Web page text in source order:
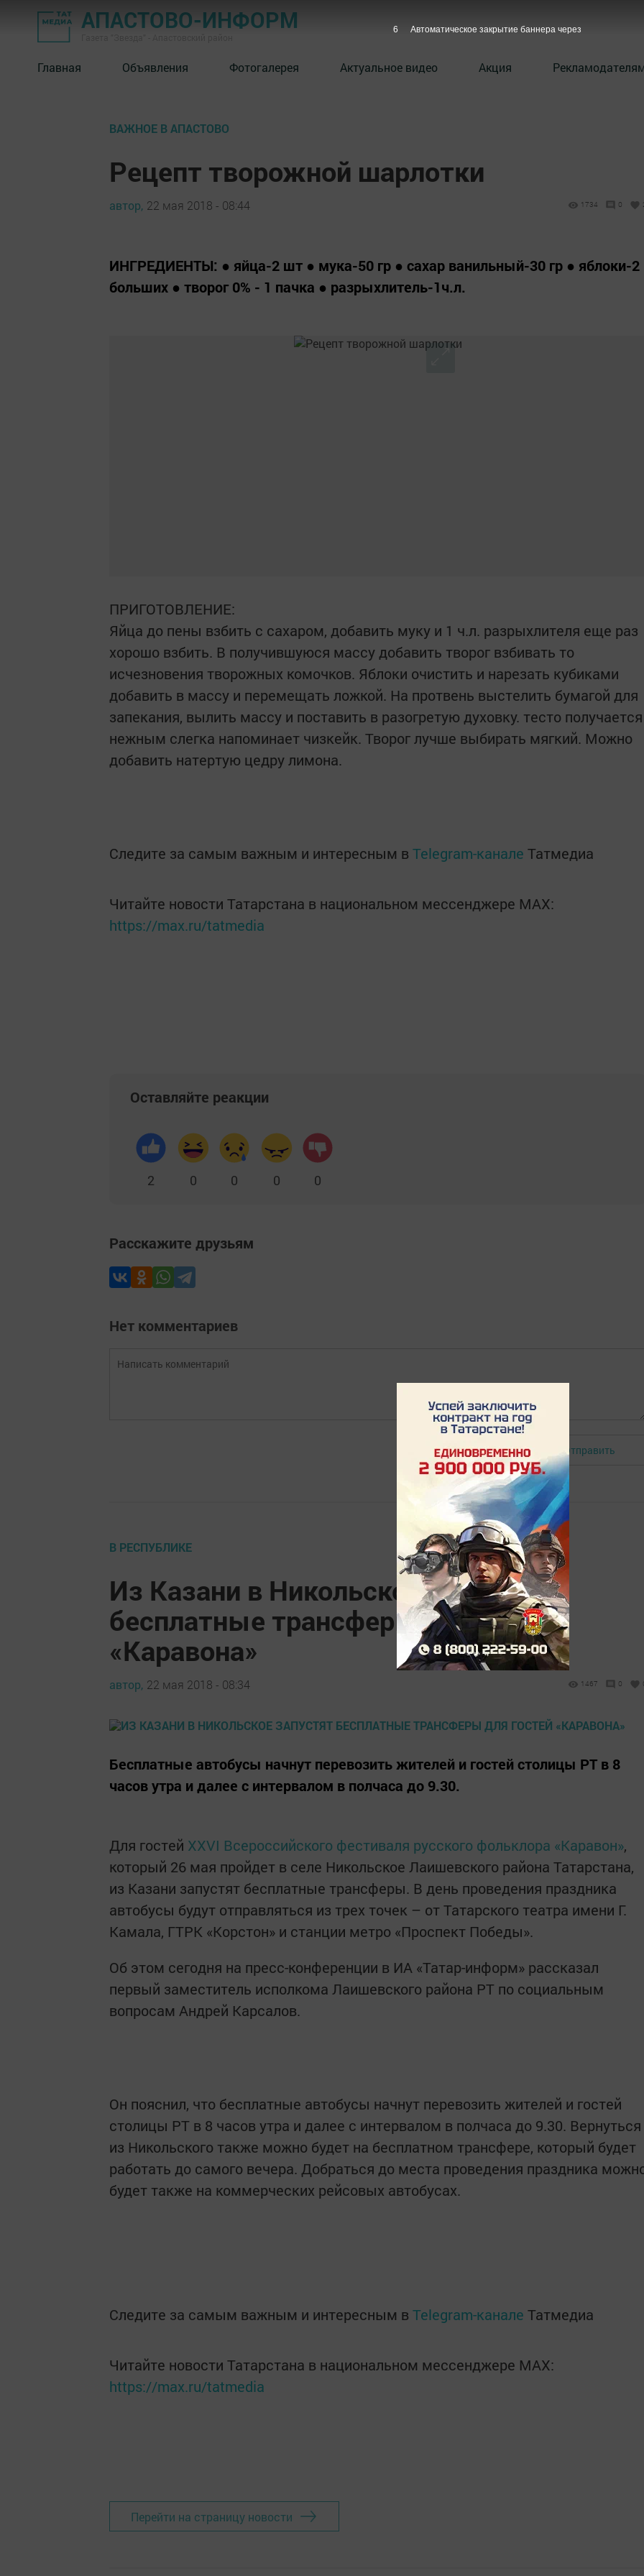
АПАСТОВО-ИНФОРМ
Главная Объявления Фотогалерея Актуальное видео Акция
ВАЖНОЕ В АПАСТОВО
Рецепт творожной шарлотки
автор, 22 мая 2018 - 08:44 1734 0
ИНГРЕДИЕНТЫ: ● яйца-2 шт ● мука-50 гр ● сахар ванильный-30 гр ● яблоки-2
больших ● творог 0% - 1 пачка ● разрыхлитель-1ч.л.
ПРИГОТОВЛЕНИЕ:
Яйца до пены взбить с сахаром, добавить муку и 1 ч.л. разрыхлителя еще раз
хорошо взбить. В получившуюся массу добавить творог взбивать то
исчезновения творожных комочков. Яблоки очистить и нарезать кубиками
добавить в массу и перемещать ложкой. На протвень выстелить бумагой для
запекания, вылить массу и поставить в разогретую духовку. тесто получается
нежным слегка напоминает чизкейк. Творог лучше выбирать мягкий. Можно
добавить натертую цедру лимона.
Следите за самым важным и интересным в Telegram-канале Татмедиа
Читайте новости Татарстана в национальном мессенджере MАХ:
https://max.ru/tatmedia
Оставляйте реакции
2 0 0 0 0
Расскажите друзьям
Нет комментариев
Авторизоваться Отправить
В РЕСПУБЛИКЕ
Из Казани в Никольское запустят
бесплатные трансферы для гостей
«Каравона»
автор, 22 мая 2018 - 08:34 1467 0
Бесплатные автобусы начнут перевозить жителей и гостей столицы РТ в 8
часов утра и далее с интервалом в полчаса до 9.30.
Для гостей XXVI Всероссийского фестиваля русского фольклора «Каравон»,
который 26 мая пройдет в селе Никольское Лаишевского района Татарстана,
из Казани запустят бесплатные трансферы. В день проведения праздника
автобусы будут отправляться из трех точек – от Татарского театра имени Г.
Камала, ГТРК «Корстон» и станции метро «Проспект Победы».
Об этом сегодня на пресс-конференции в ИА «Татар-информ» рассказал
первый заместитель исполкома Лаишевского района РТ по социальным
вопросам Андрей Карсалов.
работать до самого вечера. Добраться до места проведения праздника
будет также на коммерческих рейсовых автобусах.
5 Автоматическое закрытие баннера через